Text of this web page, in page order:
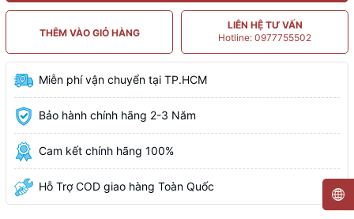
THÊM VÀO GIỎ HÀNG
LIÊN HỆ TƯ VẤN
Hotline: 0977755502
Miễn phí vận chuyển tại TP.HCM
Bảo hành chính hãng 2-3 Năm
Cam kết chính hãng 100%
Hỗ Trợ COD giao hàng Toàn Quốc